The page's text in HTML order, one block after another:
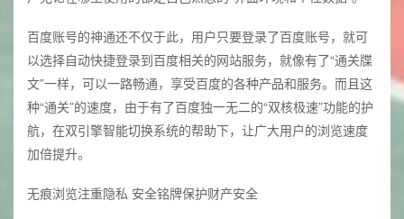
百度账号的神通还不仅于此，用户只要登录了百度账号，就可
以选择自动快捷登录到百度相关的网站服务，就像有了“通关牒
文”一样，可以一路畅通，享受百度的各种产品和服务。而且这
种“通关”的速度，由于有了百度独一无二的“双核极速”功能的护
航，在双引擎智能切换系统的帮助下，让广大用户的浏览速度
加倍提升。
无痕浏览注重隐私 安全铭牌保护财产安全